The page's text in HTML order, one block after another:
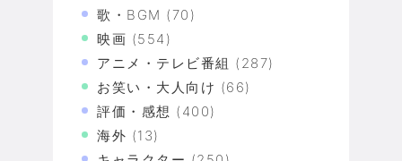
歌・BGM (70)
映画 (554)
アニメ・テレビ番組 (287)
お笑い・大人向け (66)
評価・感想 (400)
海外 (13)